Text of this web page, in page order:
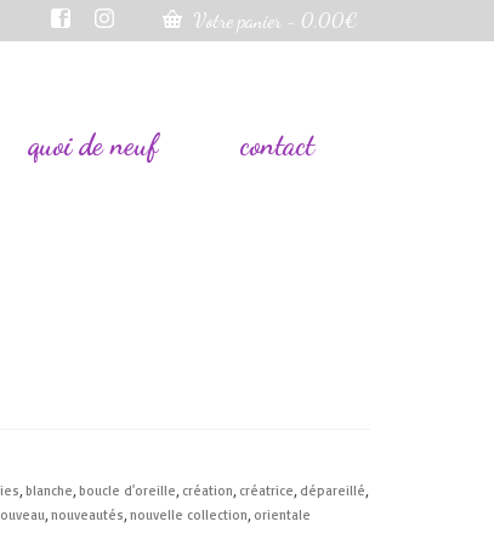
Votre panier - 0,00€
quoi de neuf contact
,blanche,boucle d'oreille, création, créatrice, dépareillé,
,nouveautés,nouvelle collection, orientale